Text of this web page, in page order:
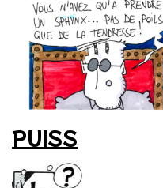
PUISS